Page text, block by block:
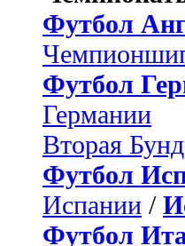
Футбол
Футбол
Германии
Вторая
Футбол
Испании /
Футбол